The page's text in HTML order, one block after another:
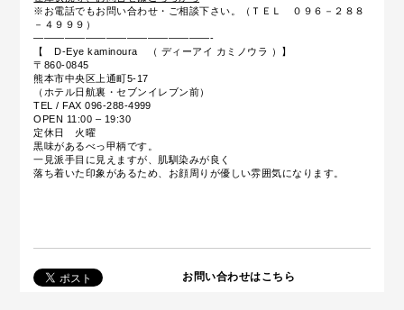
※お電話でもお問い合わせ・ご相談下さい。（ＴＥＬ ０９６－２８８
－４９９９）
—————————————————-
【 D-Eye kaminoura （ ディーアイ カミノウラ ）】
〒860-0845
熊本市中央区上通町5-17
（ホテル日航裏・セブンイレブン前）
TEL / FAX 096-288-4999
OPEN 11:00 – 19:30
定休日 火曜
黒味があるべっ甲柄です。
一見派手目に見えますが、肌馴染みが良く
落ち着いた印象があるため、お顔周りが優しい雰囲気になります。
お問い合わせはこちら